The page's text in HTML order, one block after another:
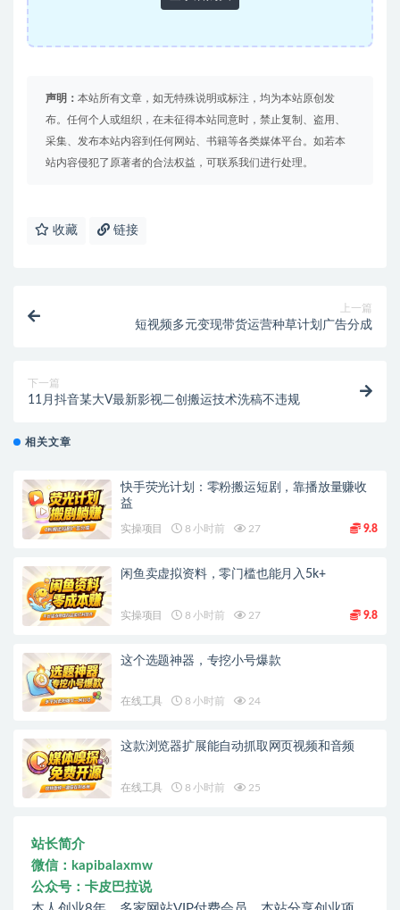
声明： 本站所有文章，如无特殊说明或标注，均为本站原创发
布。任何个人或组织，在未征得本站同意时，禁止复制、盗用、
采集、发布本站内容到任何网站、书籍等各类媒体平台。如若本
站内容侵犯了原著者的合法权益，可联系我们进行处理。
收藏 链接
上一篇
短视频多元变现带货运营种草计划广告分成
下一篇
11月抖音某大V最新影视二创搬运技术洗稿不违规
相关文章
快手荧光计划：零粉搬运短剧，靠播放量赚收
益
实操项目 8 小时前 27 9.8
闲鱼卖虚拟资料，零门槛也能月入5k+
实操项目 8 小时前 27 9.8
这个选题神器，专挖小号爆款
在线工具 8 小时前 24
这款浏览器扩展能自动抓取网页视频和音频
在线工具 8 小时前 25
站长简介
微信：kapibalaxmw
公众号：卡皮巴拉说